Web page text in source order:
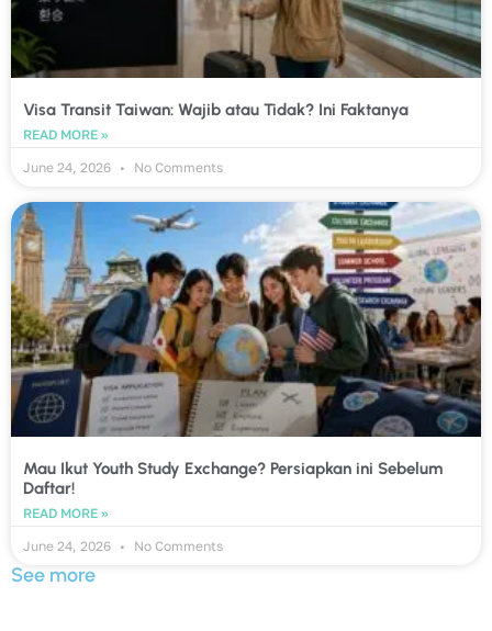
Visa Transit Taiwan: Wajib atau Tidak? Ini Faktanya
READ MORE »
June 24, 2026
No Comments
Mau Ikut Youth Study Exchange? Persiapkan ini Sebelum
Daftar!
READ MORE »
June 24, 2026
No Comments
See more